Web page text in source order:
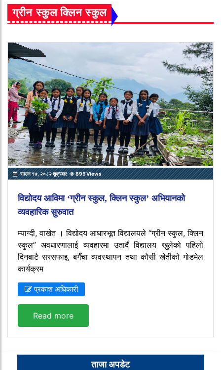
ग्रीन स्कुल क्लिन स्कुल
साउन १७, २०८२ शुक्रबार 895 Views
विद्योदय आविमा ‘ग्रीन स्कुल, क्लिन स्कुल’ अभियानको
व्यवहारिक सुरुवात
म्याग्दी, वाखेत । विद्योदय आधारभूत विद्यालयले “ग्रीन स्कुल, क्लिन
स्कुल” अवधारणालाई व्यवहारमा उतार्दै विद्यालय खुलेको पहिलो
दिनबाटै सरसफाइ, बगैँचा व्यवस्थापन तथा कौसी खेतीको गोडमेल
कार्यक्रम
प्रकाश अधिकारी
Read more
ताजा अपडेट